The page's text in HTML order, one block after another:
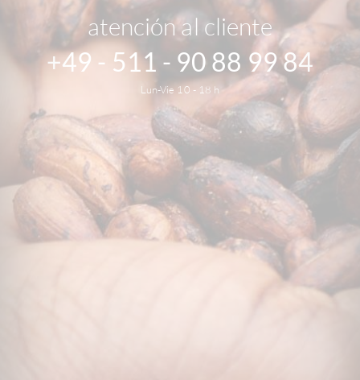
atención al cliente
+49 - 511 - 90 88 99 84
Lun-Vie 10 - 18 h